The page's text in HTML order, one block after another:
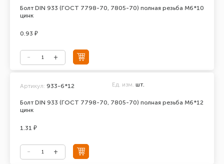
Болт DIN 933 (ГОСТ 7798-70, 7805-70) полная резьба М6*10
цинк
0.93 ₽
Болт DIN 933 (ГОСТ 7798-70, 7805-70) полная резьба М6*12
цинк
Артикул: 933-6*12 Ед. изм. шт.
1.31 ₽